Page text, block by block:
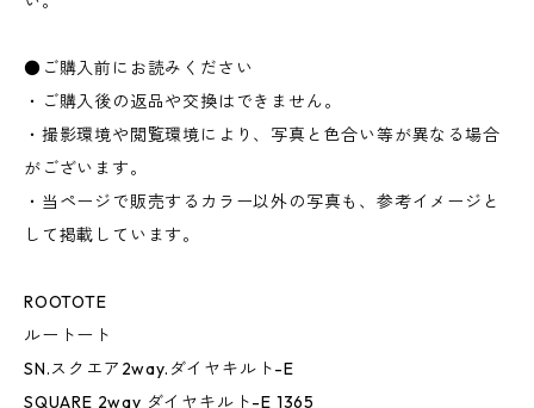
●ご購入前にお読みください
・ご購入後の返品や交換はできません。
・撮影環境や閲覧環境により、写真と色合い等が異なる場合
がございます。
・当ページで販売するカラー以外の写真も、参考イメージと
して掲載しています。
ROOTOTE
ルートート
SN.スクエア2way.ダイヤキルト-E
SQUARE 2way ダイヤキルト-E 1365